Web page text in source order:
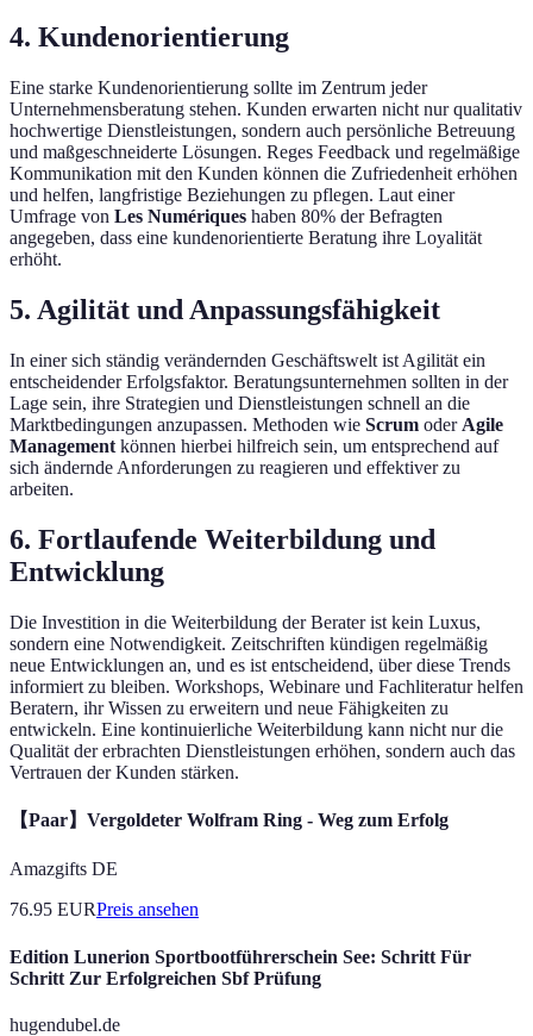
4. Kundenorientierung
Eine starke Kundenorientierung sollte im Zentrum jeder
Unternehmensberatung stehen. Kunden erwarten nicht nur qualitativ
hochwertige Dienstleistungen, sondern auch persönliche Betreuung
und maßgeschneiderte Lösungen. Reges Feedback und regelmäßige
Kommunikation mit den Kunden können die Zufriedenheit erhöhen
und helfen, langfristige Beziehungen zu pflegen. Laut einer
Umfrage von Les Numériques haben 80% der Befragten
angegeben, dass eine kundenorientierte Beratung ihre Loyalität
erhöht.
5. Agilität und Anpassungsfähigkeit
In einer sich ständig verändernden Geschäftswelt ist Agilität ein
entscheidender Erfolgsfaktor. Beratungsunternehmen sollten in der
Lage sein, ihre Strategien und Dienstleistungen schnell an die
Marktbedingungen anzupassen. Methoden wie Scrum oder Agile
Management können hierbei hilfreich sein, um entsprechend auf
sich ändernde Anforderungen zu reagieren und effektiver zu
arbeiten.
6. Fortlaufende Weiterbildung und
Entwicklung
Die Investition in die Weiterbildung der Berater ist kein Luxus,
sondern eine Notwendigkeit. Zeitschriften kündigen regelmäßig
neue Entwicklungen an, und es ist entscheidend, über diese Trends
informiert zu bleiben. Workshops, Webinare und Fachliteratur helfen
Beratern, ihr Wissen zu erweitern und neue Fähigkeiten zu
entwickeln. Eine kontinuierliche Weiterbildung kann nicht nur die
Qualität der erbrachten Dienstleistungen erhöhen, sondern auch das
Vertrauen der Kunden stärken.
【Paar】Vergoldeter Wolfram Ring - Weg zum Erfolg
Amazgifts DE
76.95 EURPreis ansehen
Edition Lunerion Sportbootführerschein See: Schritt Für
Schritt Zur Erfolgreichen Sbf Prüfung
hugendubel.de